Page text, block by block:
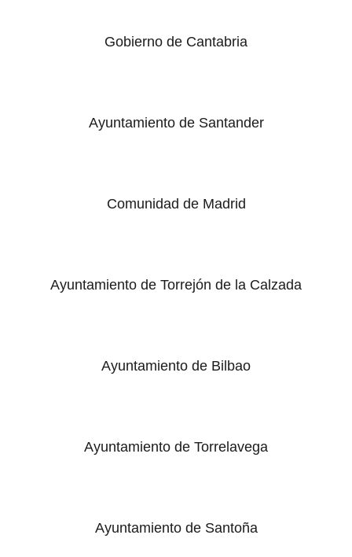
Gobierno de Cantabria
Ayuntamiento de Santander
Comunidad de Madrid
Ayuntamiento de Torrejón de la Calzada
Ayuntamiento de Bilbao
Ayuntamiento de Torrelavega
Ayuntamiento de Santoña